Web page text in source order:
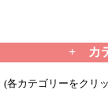
+ カ
(各カテゴリーをクリ